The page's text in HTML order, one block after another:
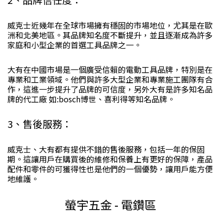
威克士近幾年在全球市場擁有穩固的市場地位，尤其是在歐
洲和北美地區。其品牌知名度不斷提升，並且逐漸成為許多
家庭和小型企業的首選工具品牌之一。
大有在中國市場是一個廣受信賴的電動工具品牌，特別是在
專業和工業領域。他們與許多大型企業和專業施工團隊有合
作，這進一步提升了品牌的可信度，另外大有是許多知名品
牌的代工廠 如:bosch博世、喜利得等知名品牌。
3、售後服務：
威克士、大有都有提供不錯的售後服務，包括一年的保固
期。這讓用戶在購買後的維修和保養上有更好的保障，產品
配件和零件的可獲得性也是他們的一個優勢，讓用戶能方便
地維護。
螢宇五金 - 電鑽區